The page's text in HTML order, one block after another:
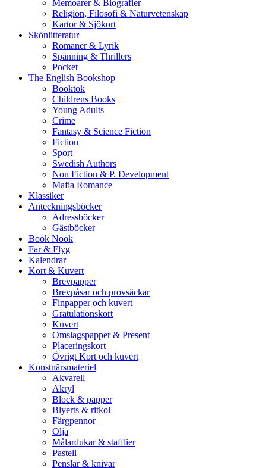
Memoarer & Biografier
Religion, Filosofi & Naturvetenskap
Kartor & Sjökort
Skönlitteratur
Romaner & Lyrik
Spänning & Thrillers
Pocket
The English Bookshop
Booktok
Childrens Books
Young Adults
Crime
Fantasy & Science Fiction
Fiction
Sport
Swedish Authors
Non Fiction & P. Development
Mafia Romance
Klassiker
Anteckningsböcker
Adressböcker
Gästböcker
Book Nook
Far & Flyg
Kalendrar
Kort & Kuvert
Brevpapper
Brevpåsar och provsäckar
Finpapper och kuvert
Gratulationskort
Kuvert
Omslagspapper & Present
Placeringskort
Övrigt Kort och kuvert
Konstnärsmateriel
Akvarell
Akryl
Block & papper
Blyerts & ritkol
Färgpennor
Olja
Målardukar & stafflier
Pastell
Penslar & knivar